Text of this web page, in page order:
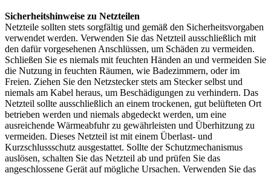
Sicherheitshinweise zu Netzteilen
Netzteile sollten stets sorgfältig und gemäß den Sicherheitsvorgaben
verwendet werden. Verwenden Sie das Netzteil ausschließlich mit
den dafür vorgesehenen Anschlüssen, um Schäden zu vermeiden.
Schließen Sie es niemals mit feuchten Händen an und vermeiden Sie
die Nutzung in feuchten Räumen, wie Badezimmern, oder im
Freien. Ziehen Sie den Netzstecker stets am Stecker selbst und
niemals am Kabel heraus, um Beschädigungen zu verhindern. Das
Netzteil sollte ausschließlich an einem trockenen, gut belüfteten Ort
betrieben werden und niemals abgedeckt werden, um eine
ausreichende Wärmeabfuhr zu gewährleisten und Überhitzung zu
vermeiden. Dieses Netzteil ist mit einem Überlast- und
Kurzschlussschutz ausgestattet. Sollte der Schutzmechanismus
auslösen, schalten Sie das Netzteil ab und prüfen Sie das
angeschlossene Gerät auf mögliche Ursachen. Verwenden Sie das